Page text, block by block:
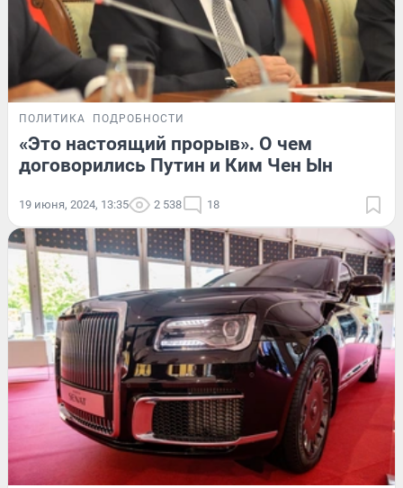
ПОЛИТИКА ПОДРОБНОСТИ
«Это настоящий прорыв». О чем
договорились Путин и Ким Чен Ын
19 июня, 2024, 13:35 2 538 18